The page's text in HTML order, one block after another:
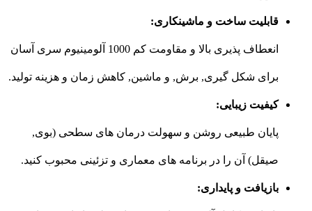
قابلیت ساخت و ماشینکاری:
انعطاف پذیری بالا و مقاومت کم 1000 آلومینیوم سری آسان
برای شکل گیری, برش, و ماشین, کاهش زمان و هزینه تولید.
کیفیت زیبایی:
پایان طبیعی روشن و سهولت درمان های سطحی (بوی,
صیقل) آن را در برنامه های معماری و تزئینی محبوب کنید.
بازیافت و پایداری: